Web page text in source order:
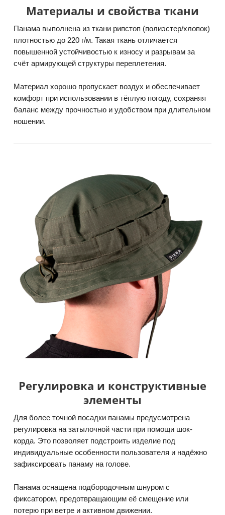
Материалы и свойства ткани
Панама выполнена из ткани рипстоп (полиэстер/хлопок)
плотностью до 220 г/м. Такая ткань отличается
повышенной устойчивостью к износу и разрывам за
счёт армирующей структуры переплетения.
Материал хорошо пропускает воздух и обеспечивает
комфорт при использовании в тёплую погоду, сохраняя
баланс между прочностью и удобством при длительном
ношении.
Регулировка и конструктивные
элементы
Для более точной посадки панамы предусмотрена
регулировка на затылочной части при помощи шок-
корда. Это позволяет подстроить изделие под
индивидуальные особенности пользователя и надёжно
зафиксировать панаму на голове.
Панама оснащена подбородочным шнуром с
фиксатором, предотвращающим её смещение или
потерю при ветре и активном движении.